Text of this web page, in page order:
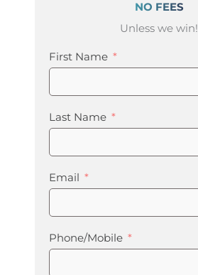
NO FEES
Unless we win!
First Name
Last Name
Email
Phone/Mobile